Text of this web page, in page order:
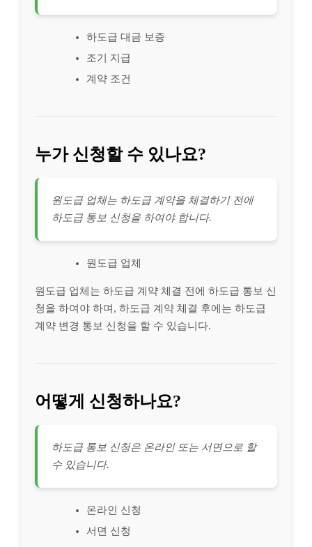
하도급 대금 보증
조기 지급
계약 조건
누가 신청할 수 있나요?
원도급 업체는 하도급 계약을 체결하기 전에
하도급 통보 신청을 하여야 합니다.
원도급 업체
원도급 업체는 하도급 계약 체결 전에 하도급 통보 신
청을 하여야 하며, 하도급 계약 체결 후에는 하도급
계약 변경 통보 신청을 할 수 있습니다.
어떻게 신청하나요?
하도급 통보 신청은 온라인 또는 서면으로 할
수 있습니다.
온라인 신청
서면 신청